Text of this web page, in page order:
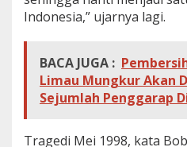
Indonesia,” ujarnya lagi.
BACA JUGA :
Limau Mungkur Akan
Sejumlah Penggarap
Tragedi Mei 1998, kata